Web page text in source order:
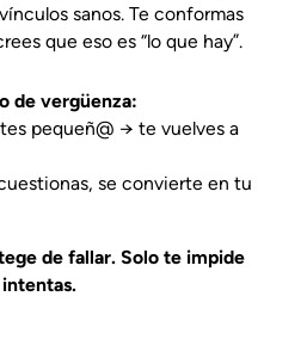
sanos. Te conformas
que eso es “lo que hay”.
de vergüenza:
pequeñ@ → te vuelves a
se convierte en tu
de fallar. Solo te impide